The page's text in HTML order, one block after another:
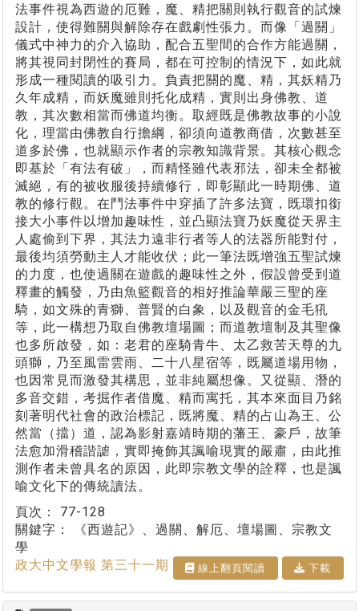
法事件視為西遊的厄難，魔、精把關則執行觀音的試煉
設計，使得難關與解除存在戲劇性張力。而像「過關」
儀式中神力的介入協助，配合五聖間的合作方能過關，
將其視同封閉性的賽局，都在可控制的情況下，如此就
形成一種閱讀的吸引力。負責把關的魔、精，其妖精乃
久年成精，而妖魔雖則托化成精，實則出身佛教、道
教，其次數相當而佛道均衡。取經既是佛教故事的小說
化，理當由佛教自行擔綱，卻須向道教商借，次數甚至
道多於佛，也就顯示作者的宗教知識背景。其核心觀念
即基於「有法有破」，而精怪雖代表邪法，卻未全都被
滅絕，有的被收服後持續修行，即彰顯此一時期佛、道
教的修行觀。在鬥法事件中穿插了許多法寶，既環扣銜
接大小事件以增加趣味性，並凸顯法寶乃妖魔從天界主
人處偷到下界，其法力遠非行者等人的法器所能對付，
最後均須勞動主人才能收伏；此一筆法既增強五聖試煉
的力度，也使過關在遊戲的趣味性之外，假設曾受到道
釋畫的觸發，乃由魚籃觀音的相好推論華嚴三聖的座
騎，如文殊的青獅、普賢的白象，以及觀音的金毛犼
等，此一構想乃取自佛教壇場圖；而道教壇制及其聖像
也多所啟發，如：老君的座騎青牛、太乙救苦天尊的九
頭獅，乃至風雷雲雨、二十八星宿等，既屬道場用物，
也因常見而激發其構思，並非純屬想像。又從顯、潛的
多音交錯，考掘作者借魔、精而寓托，其本來面目乃銘
刻著明代社會的政治標記，既將魔、精的占山為王、公
然當（擋）道，認為影射嘉靖時期的藩王、豪戶，故筆
法愈加滑稽諧謔，實即掩飾其諷喻現實的嚴肅，由此推
測作者未曾具名的原因，此即宗教文學的詮釋，也是諷
喻文化下的傳統讀法。
頁次： 77-128
關鍵字：
《西遊記》、過關、解厄、壇場圖、宗教文
學
政大中文學報 第三十一期
線上翻⾴閱讀 下載